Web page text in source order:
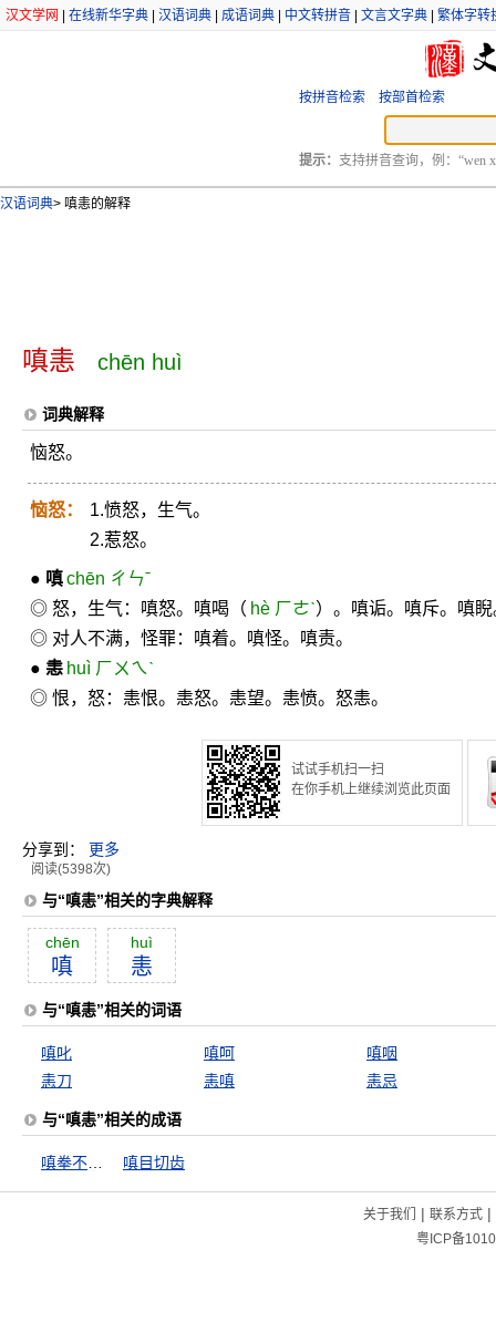
汉文学网 在线新华字典 汉语词典 成语词典 中文转拼音 文言文字典 繁体字转
按拼音检索 按部首检索
提示： 支持拼音查询，例：“wen
汉语词典> 嗔恚的解释
嗔恚 chēn huì
词典解释
恼怒。
恼怒：
1.愤怒，生气。
2.惹怒。
● 嗔chēn ㄔㄣˉ
◎ 怒，生气：嗔怒。嗔喝（ hè ㄏㄜˋ）。嗔诟。嗔斥。嗔睨
◎ 对人不满，怪罪：嗔着。嗔怪。嗔责。
● 恚 huì ㄏㄨㄟˋ
◎ 恨，怒：恚恨。恚怒。恚望。恚愤。怒恚。
试试手机扫一扫
在你手机上继续浏览此页面
分享到： 更多
阅读(5398次)
与“嗔恚”相关的字典解释
chēn
嗔
huì
恚
与“嗔恚”相关的词语
嗔叱 嗔呵
嗔咽
恚刀
恚嗔 恚忌
与“嗔恚”相关的成语
嗔目切齿
关于我们 | 联系方式|
粤ICP备